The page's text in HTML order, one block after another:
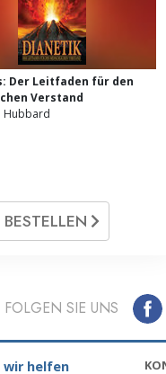
Der Leitfaden für den
Verstand
Hubbard
BESTELLEN
FOLGEN SIE UNS
wir helfen